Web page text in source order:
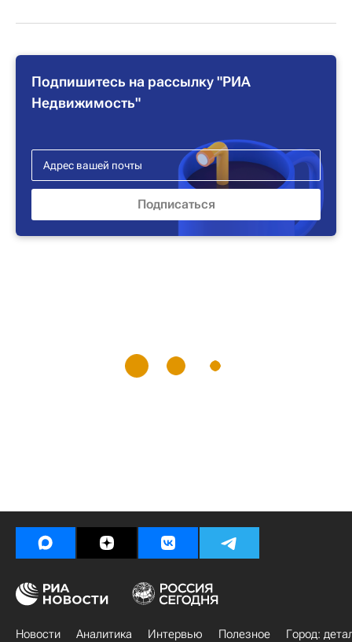
Подпишитесь на рассылку "РИА
Недвижимость"
Новости Аналитика Интервью Полезное
Город: